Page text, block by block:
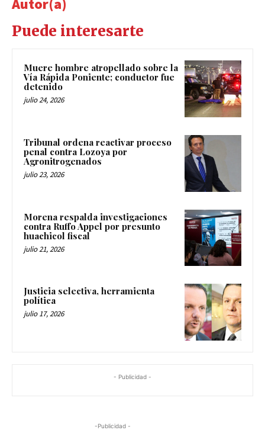
Autor(a)
Puede interesarte
Muere hombre atropellado sobre la
Vía Rápida Poniente; conductor fue
detenido
julio 24, 2026
Tribunal ordena reactivar proceso
penal contra Lozoya por
Agronitrogenados
julio 23, 2026
Morena respalda investigaciones
contra Ruffo Appel por presunto
huachicol fiscal
julio 21, 2026
Justicia selectiva, herramienta
política
julio 17, 2026
- Publicidad -
-Publicidad -